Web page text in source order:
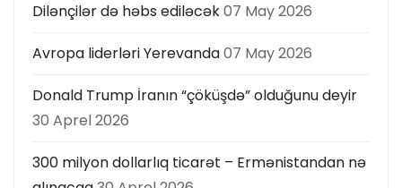
Dilənçilər də həbs ediləcək07 May 2026
Avropa liderləri Yerevanda07 May 2026
Donald Trump İranın “çöküşdə” olduğunu deyir
30 Aprel 2026
300 milyon dollarlıq ticarət – Ermənistandan nə